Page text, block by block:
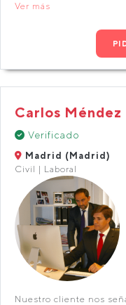
Ver más
Carlos Méndez
Verificado
Madrid (Madrid)
Civil | Laboral
Nuestro cliente nos